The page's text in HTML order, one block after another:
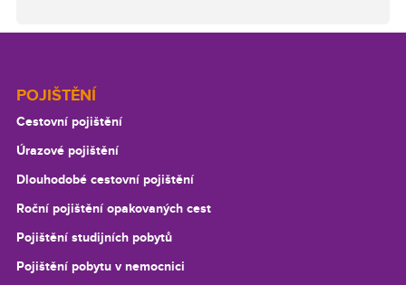
Footer
POJIŠTĚNÍ
Cestovní pojištění
Úrazové pojištění
Dlouhodobé cestovní pojištění
Roční pojištění opakovaných cest
Pojištění studijních pobytů
Pojištění pobytu v nemocnici